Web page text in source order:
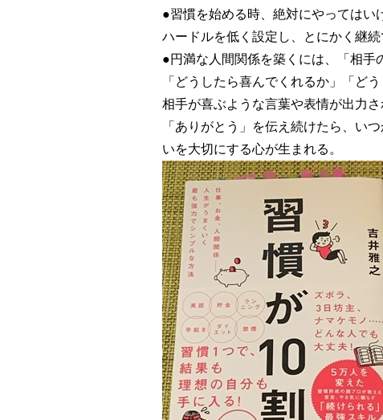
●習慣を始める時、絶対にやってはい
ハードルを低く設定し、とにかく継続
●円満な人間関係を築くには、「相手
「どうしたら喜んでくれるか」「ど
相手が喜ぶような言葉や表情が出力さ
「ありがとう」を伝え続けたら、い
いを大切にする心が生まれる。